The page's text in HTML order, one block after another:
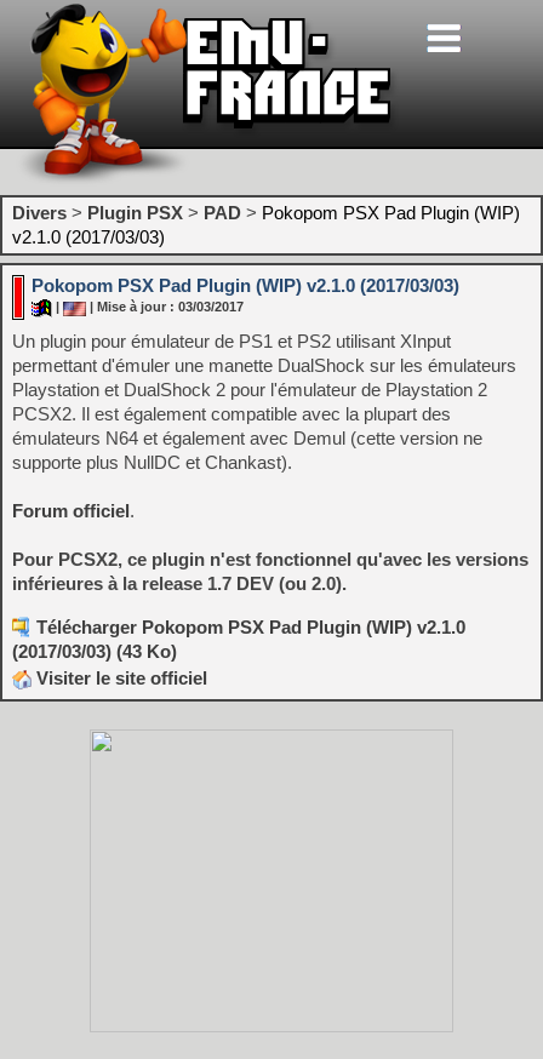
Divers > Plugin PSX > PAD > Pokopom PSX Pad Plugin (WIP)
v2.1.0 (2017/03/03)
Pokopom PSX Pad Plugin (WIP) v2.1.0 (2017/03/03)
| Mise à jour : 03/03/2017
Un plugin pour émulateur de PS1 et PS2 utilisant XInput
permettant d'émuler une manette DualShock sur les émulateurs
Playstation et DualShock 2 pour l'émulateur de Playstation 2
PCSX2. Il est également compatible avec la plupart des
émulateurs N64 et également avec Demul (cette version ne
supporte plus NullDC et Chankast).
Forum officiel.
Pour PCSX2, ce plugin n'est fonctionnel qu'avec les versions
inférieures à la release 1.7 DEV (ou 2.0).
Télécharger Pokopom PSX Pad Plugin (WIP) v2.1.0
(2017/03/03) (43 Ko)
Visiter le site officiel